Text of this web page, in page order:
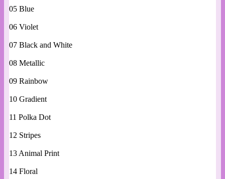
05 Blue
06 Violet
07 Black and White
08 Metallic
09 Rainbow
10 Gradient
11 Polka Dot
12 Stripes
13 Animal Print
14 Floral